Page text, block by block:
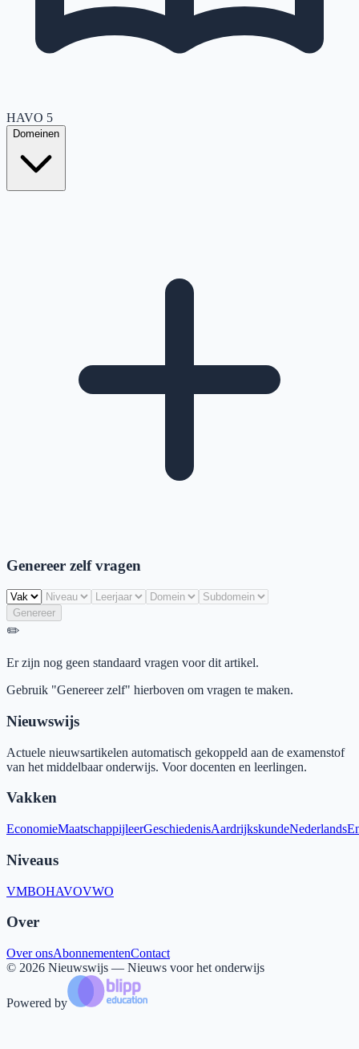
HAVO 5
Domeinen
Genereer zelf vragen
Genereer
✏️
Er zijn nog geen standaard vragen voor dit artikel.
Gebruik "Genereer zelf" hierboven om vragen te maken.
Nieuwswijs
Actuele nieuwsartikelen automatisch gekoppeld aan de examenstof
van het middelbaar onderwijs. Voor docenten en leerlingen.
Vakken
EconomieMaatschappijleerGeschiedenisAardrijkskundeNederlands
Niveaus
VMBOHAVOVWO
Over
Over onsAbonnementenContact
© 2026 Nieuwswijs — Nieuws voor het onderwijs
Powered by